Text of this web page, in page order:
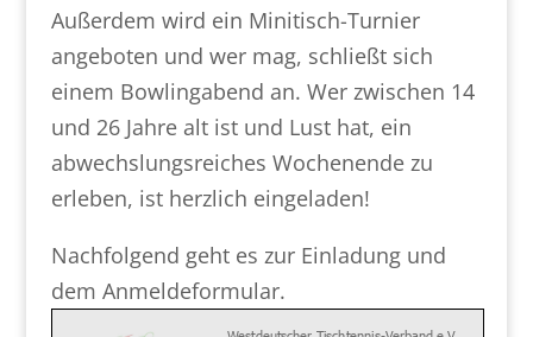
Außerdem wird ein Minitisch-Turnier
angeboten und wer mag, schließt sich
einem Bowlingabend an. Wer zwischen 14
und 26 Jahre alt ist und Lust hat, ein
abwechslungsreiches Wochenende zu
erleben, ist herzlich eingeladen!
Nachfolgend geht es zur Einladung und
dem Anmeldeformular.